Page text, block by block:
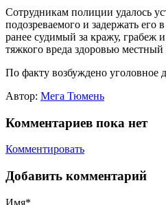
Сотрудникам полиции удалось
подозреваемого и задержать его
ранее судимый за кражу,
тяжкого вреда здоровью местный
По факту возбуждено уголовное
Автор: Мега Тюмень
Комментариев пока нет
Комментировать
Добавить комментарий
Имя*